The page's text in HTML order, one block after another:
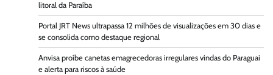
litoral da Paraíba
Portal JRT News ultrapassa 12 milhões de visualizações em 30 dias e
se consolida como destaque regional
Anvisa proíbe canetas emagrecedoras irregulares vindas do Paraguai
e alerta para riscos à saúde